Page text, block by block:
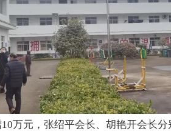
万元，张绍平会长、胡艳开会长